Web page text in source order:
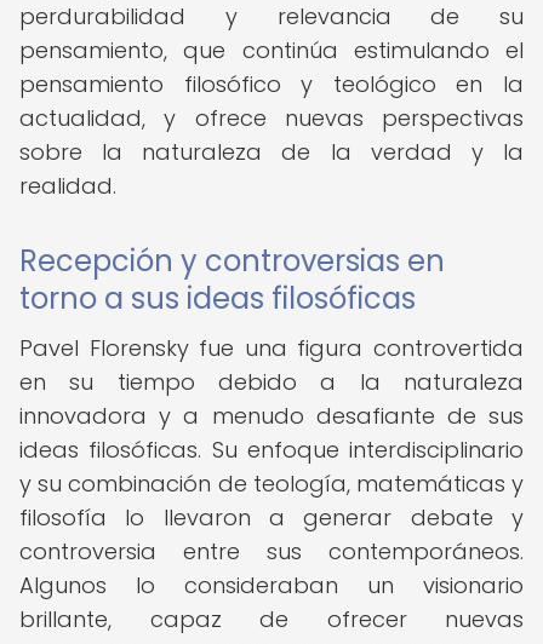
perdurabilidad y relevancia de su
pensamiento, que continúa estimulando el
pensamiento filosófico y teológico en la
actualidad, y ofrece nuevas perspectivas
sobre la naturaleza de la verdad y la
realidad.
Recepción y controversias en
torno a sus ideas filosóficas
Pavel Florensky fue una figura controvertida
en su tiempo debido a la naturaleza
innovadora y a menudo desafiante de sus
ideas filosóficas. Su enfoque interdisciplinario
y su combinación de teología, matemáticas y
filosofía lo llevaron a generar debate y
controversia entre sus contemporáneos.
Algunos lo consideraban un visionario
brillante, capaz de ofrecer nuevas